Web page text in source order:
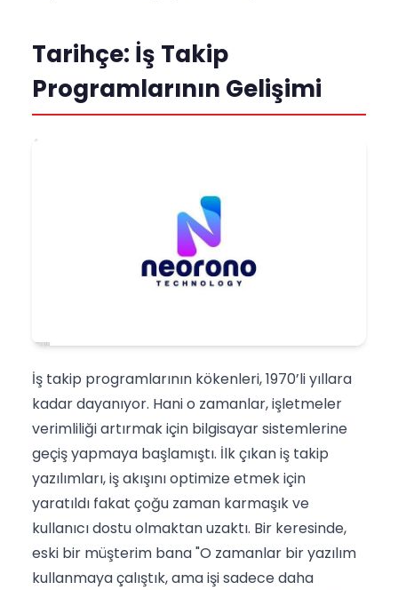
Tarihçe: İş Takip
Programlarının Gelişimi
İş takip programlarının kökenleri, 1970’li yıllara
kadar dayanıyor. Hani o zamanlar, işletmeler
verimliliği artırmak için bilgisayar sistemlerine
geçiş yapmaya başlamıştı. İlk çıkan iş takip
yazılımları, iş akışını optimize etmek için
yaratıldı fakat çoğu zaman karmaşık ve
kullanıcı dostu olmaktan uzaktı. Bir keresinde,
eski bir müşterim bana "O zamanlar bir yazılım
kullanmaya çalıştık, ama işi sadece daha